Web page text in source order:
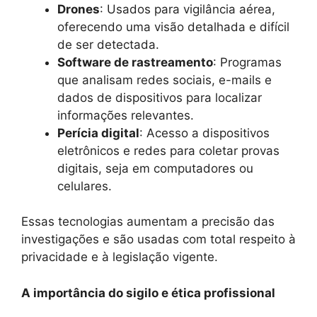
Drones: Usados para vigilância aérea,
oferecendo uma visão detalhada e difícil
de ser detectada.
Software de rastreamento: Programas
que analisam redes sociais, e-mails e
dados de dispositivos para localizar
informações relevantes.
Perícia digital: Acesso a dispositivos
eletrônicos e redes para coletar provas
digitais, seja em computadores ou
celulares.
Essas tecnologias aumentam a precisão das
investigações e são usadas com total respeito à
privacidade e à legislação vigente.
A importância do sigilo e ética profissional